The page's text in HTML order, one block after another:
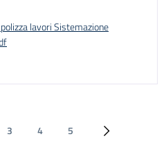
lavori Sistemazione
3 4 5